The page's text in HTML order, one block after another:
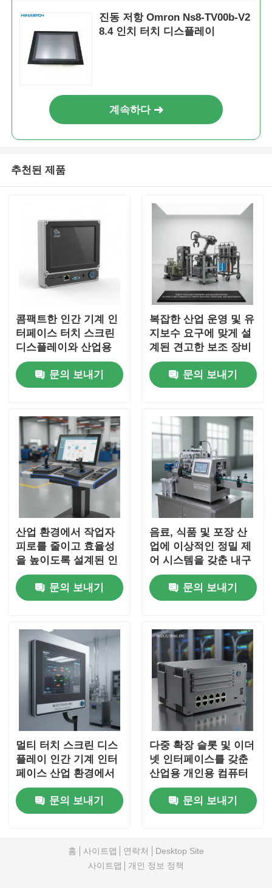
진동 저항 Omron Ns8-TV00b-V2
8.4 인치 터치 디스플레이
계속하다
추천된 제품
콤팩트한 인간 기계 인
터페이스 터치 스크린
디스플레이와 산업용
애플리케이션에 대한
강력한 연결 솔루션을
제공합니다.
문의 보내기
복잡한 산업 운영 및 유
지보수 요구에 맞게 설
계된 견고한 보조 장비
와 기계
문의 보내기
산업 환경에서 작업자
피로를 줄이고 효율성
을 높이도록 설계된 인
체공학적 휴먼 머신 인
터페이스문의 보내기
음료, 식품 및 포장 산
업에 이상적인 정밀 제
어 시스템을 갖춘 내구
성 있는 이지 오픈 엔드
기계
문의 보내기
멀티 터치 스크린 디스
플레이 인간 기계 인터
페이스 산업 환경에서
조작 및 쉽게 통합하도
록 설계되었습니다.
문의 보내기
다중 확장 슬롯 및 이더
넷 인터페이스를 갖춘
산업용 개인용 컴퓨터
로 유연한 산업 네트워
킹 제공 문의 보내기
홈 사이트맵 연락처
Desktop Site
사이트맵
개인 정보 정책